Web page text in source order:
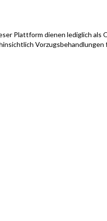
Plattform dienen lediglich